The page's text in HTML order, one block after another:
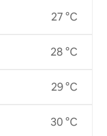
27 °C
28 °C
29 °C
30 °C